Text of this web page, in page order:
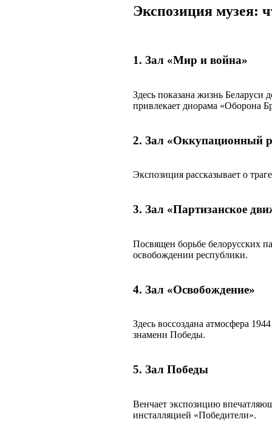
Экспозиция музея:
1. Зал «Мир и война»
Здесь показана жизнь
привлекает диорама «Оборона
2. Зал «Оккупационный
Экспозиция рассказывает о
3. Зал «Партизанское
Посвящен борьбе белорусских
освобождении республики.
4. Зал «Освобождение»
Здесь воссоздана атмосфера
знамени Победы.
5. Зал Победы
Венчает экспозицию
инсталляцией «Победители».